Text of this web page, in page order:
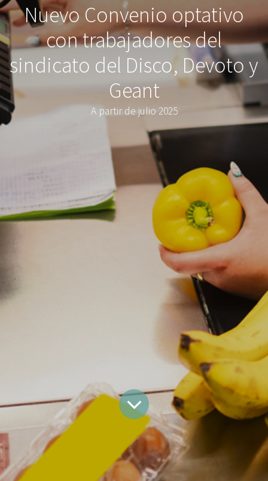
Nuevo Convenio optativo
con trabajadores del
sindicato del Disco, Devoto y
Geant
A partir de julio 2025